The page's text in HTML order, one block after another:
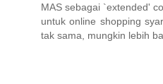
MAS sebagai `extended'
untuk online shopping
tak sama, mungkin lebih